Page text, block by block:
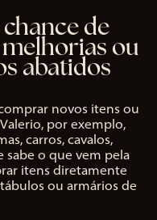
de
ou
abatidos
novos itens ou
por exemplo,
carros, cavalos,
sabe o que vem pela
itens diretamente
ou armários de